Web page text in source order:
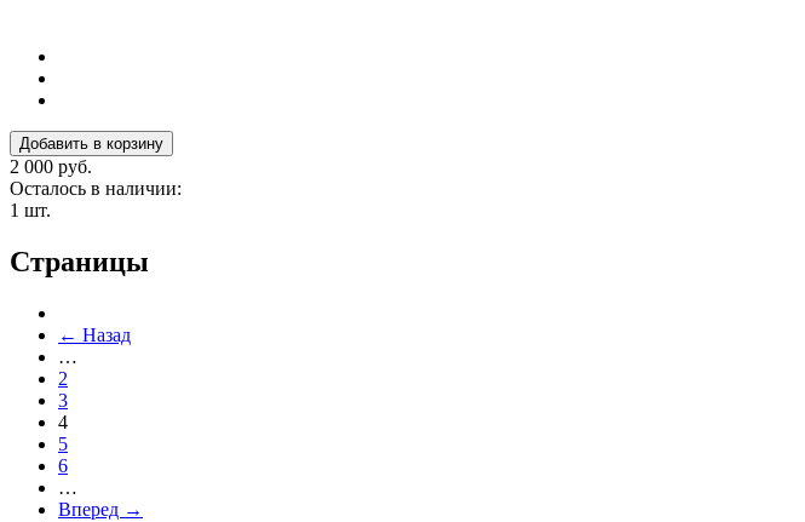
2 000 руб.
Осталось в наличии:
1 шт.
Страницы
← Назад
…
2
3
4
5
6
…
Вперед →